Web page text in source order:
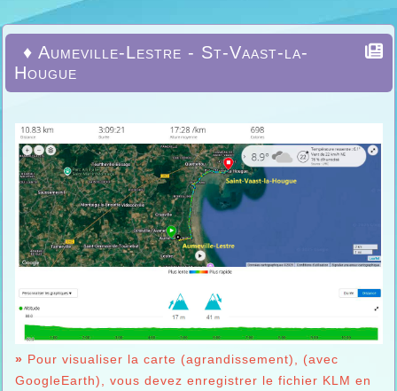
♦ Aumeville-Lestre - St-Vaast-la-
Hougue
» Pour visualiser la carte (agrandissement), (avec
GoogleEarth), vous devez enregistrer le fichier KLM en